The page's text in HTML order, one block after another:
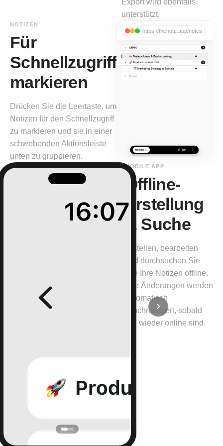
Export wird ebenfalls
unterstützt.
NOTIZEN
Für
Schnellzugriff
markieren
Drücken Sie die Leertaste, um
Notizen für den Schnellzugriff
zu markieren und sie in einer
schwebenden Aktionsleiste
unten zu gruppieren.
https://thenote.app/notes
MOBILE APP
Offline-
Erstellung
& Suche
Erstellen, bearbeiten
und durchsuchen Sie
alle Ihre Notizen offline.
Alle Änderungen werden
automatisch
synchronisiert, sobald
Sie wieder online sind.
›